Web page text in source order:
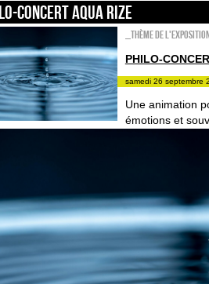
concert Aqua Rize
_Thème de
PHILO-
samedi 26 septembre
Une animation
émotions et